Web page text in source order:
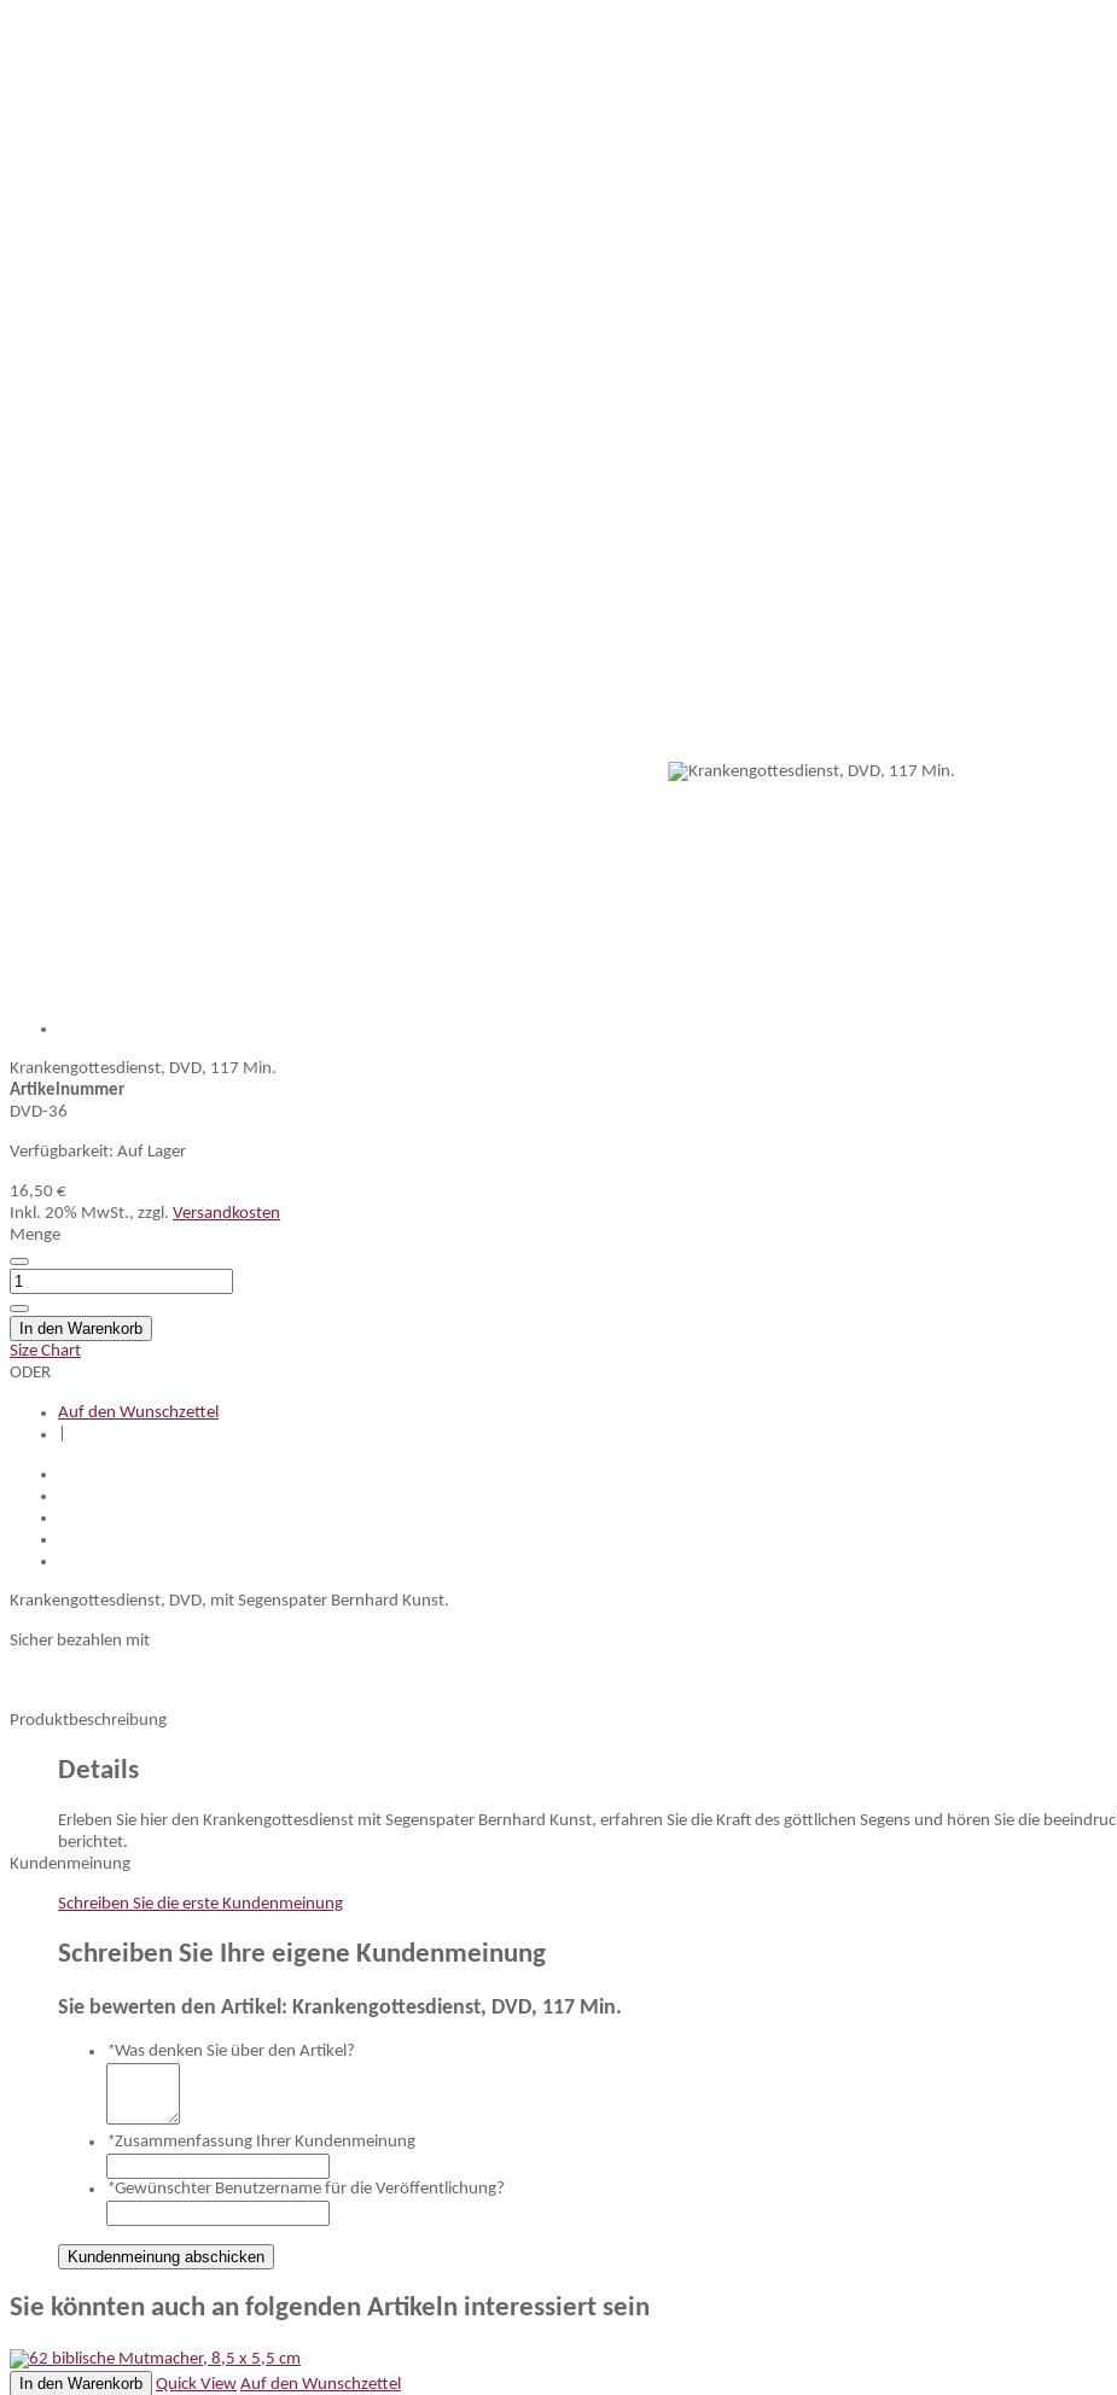
Krankengottesdienst, DVD, 117 Min.
Artikelnummer
DVD-36
Verfügbarkeit: Auf Lager
16,50 €
Inkl. 20% MwSt., zzgl. Versandkosten
Menge
In den Warenkorb
Size Chart
ODER
Auf den Wunschzettel
Krankengottesdienst, DVD, mit Segenspater Bernhard Kunst.
Sicher bezahlen mit
Produktbeschreibung
Details
Erleben Sie hier den Krankengottesdienst mit Segenspater Bernhard Kunst, erfahren Sie die Kraft des göttlichen Segens und hören Sie die
berichtet.
Kundenmeinung
Schreiben Sie die erste Kundenmeinung
Schreiben Sie Ihre eigene Kundenmeinung
Sie bewerten den Artikel: Krankengottesdienst, DVD, 117 Min.
*Was denken Sie über den Artikel?
*Zusammenfassung Ihrer Kundenmeinung
*Gewünschter Benutzername für die Veröffentlichung?
Kundenmeinung abschicken
Sie könnten auch an folgenden Artikeln interessiert sein
In den Warenkorb Quick View Auf den Wunschzettel